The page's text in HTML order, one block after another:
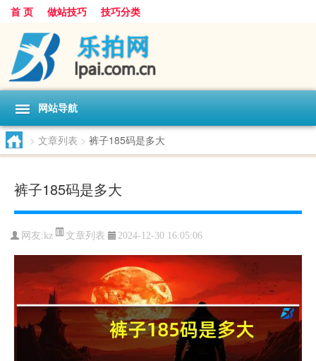
首 页 做站技巧 技巧分类
网站导航
> 文章列表 > 裤子185码是多大
裤子185码是多大
网友: kz 文章列表 2024-12-30 16:05:06